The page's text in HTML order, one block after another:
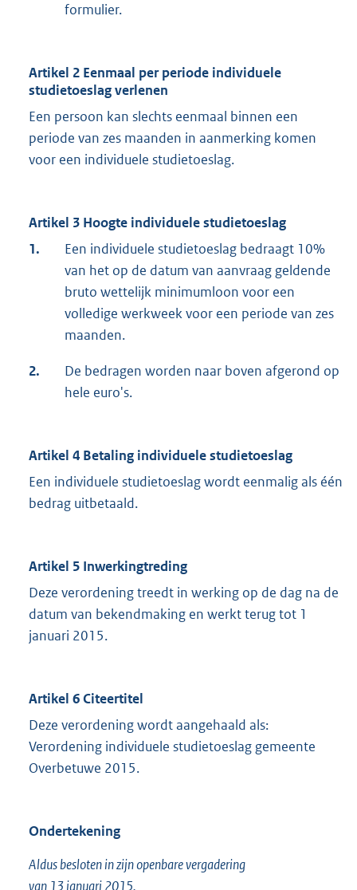
formulier.
Artikel 2 Eenmaal per periode individuele
studietoeslag verlenen
Een persoon kan slechts eenmaal binnen een
periode van zes maanden in aanmerking komen
voor een individuele studietoeslag.
Artikel 3 Hoogte individuele studietoeslag
1.
Een individuele studietoeslag bedraagt 10%
van het op de datum van aanvraag geldende
bruto wettelijk minimumloon voor een
volledige werkweek voor een periode van zes
maanden.
2.
De bedragen worden naar boven afgerond op
hele euro's.
Artikel 4 Betaling individuele studietoeslag
Een individuele studietoeslag wordt eenmalig als één
bedrag uitbetaald.
Artikel 5 Inwerkingtreding
Deze verordening treedt in werking op de dag na de
datum van bekendmaking en werkt terug tot 1
januari 2015.
Artikel 6 Citeertitel
Deze verordening wordt aangehaald als:
Verordening individuele studietoeslag gemeente
Overbetuwe 2015.
Ondertekening
Aldus besloten in zijn openbare vergadering
van 13 januari 2015.